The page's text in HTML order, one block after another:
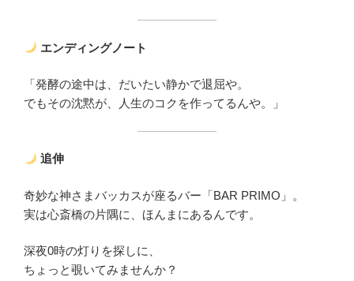
エンディングノート
「発酵の途中は、だいたい静かで退屈や。
でもその沈黙が、人生のコクを作ってるんや。」
追伸
奇妙な神さまバッカスが座るバー「BAR PRIMO」。
実は心斎橋の片隅に、ほんまにあるんです。
深夜0時の灯りを探しに、
ちょっと覗いてみませんか？